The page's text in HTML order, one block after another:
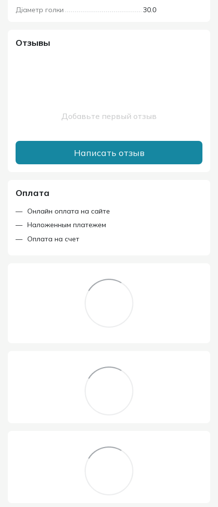
Діаметр голки 30.0
Отзывы
Добавьте первый отзыв
Написать отзыв
Оплата
Онлайн оплата на сайте
Наложенным платежем
Оплата на счет